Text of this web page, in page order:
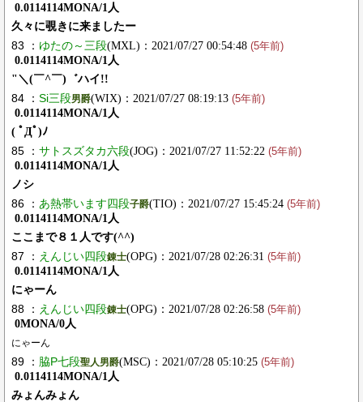
0.0114114MONA/1人
久々に覗きに来ましたー
83 ： ゆたの～三段(MXL)：2021/07/27 00:54:48 (5年前)
0.0114114MONA/1人
"＼(￣^￣)゛ハイ!!
84 ： Si三段男爵(WIX)：2021/07/27 08:19:13 (5年前)
0.0114114MONA/1人
( ﾟДﾟ)ﾉ
85 ： サトスズタカ六段(JOG)：2021/07/27 11:52:22 (5年前)
0.0114114MONA/1人
ノシ
86 ： あ熱帯います四段子爵(TIO)：2021/07/27 15:45:24 (5年前)
0.0114114MONA/1人
ここまで８１人です(^^)
87 ： えんじい四段錬士(OPG)：2021/07/28 02:26:31 (5年前)
0.0114114MONA/1人
にゃーん
88 ： えんじい四段錬士(OPG)：2021/07/28 02:26:58 (5年前)
0MONA/0人
にゃーん
89 ： 脇P七段聖人男爵(MSC)：2021/07/28 05:10:25 (5年前)
0.0114114MONA/1人
みょんみょん